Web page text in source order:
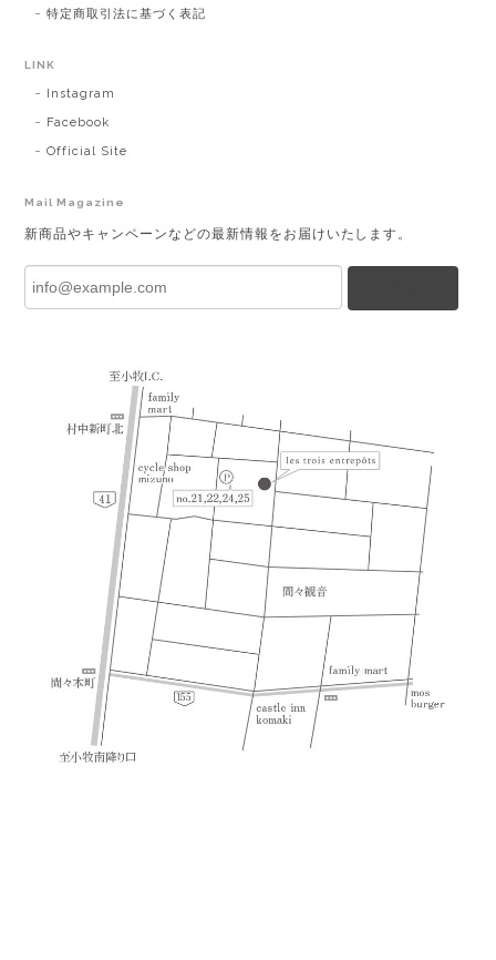
特定商取引法に基づく表記
LINK
Instagram
Facebook
Official Site
Mail Magazine
新商品やキャンペーンなどの最新情報をお届けいたします。